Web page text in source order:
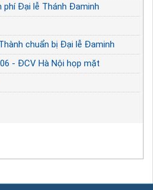
phí Đại lễ Thánh Đaminh
chuẩn bị Đại lễ Đaminh
- ĐCV Hà Nội họp mặt